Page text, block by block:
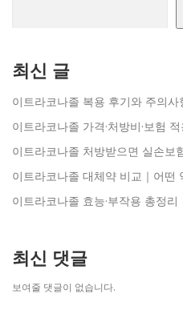
최신 글
이트라코나졸 복용 후기와 주의
이트라코나졸 가격·처방비·보험
이트라코나졸 처방받으면 실손보
이트라코나졸 대체약 비교｜어떤
이트라코나졸 효능·부작용 총정
최신 댓글
보여줄 댓글이 없습니다.